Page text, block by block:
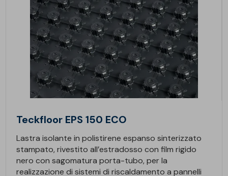
Teckfloor EPS 150 ECO
Lastra isolante in polistirene espanso sinterizzato
stampato, rivestito all’estradosso con film rigido
nero con sagomatura porta-tubo, per la
realizzazione di sistemi di riscaldamento a pannelli